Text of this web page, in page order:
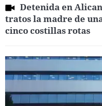
Detenida en
tratos la madre de
cinco costillas rotas